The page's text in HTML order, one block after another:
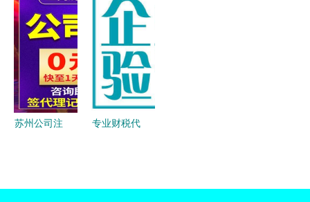
及流程与代
办服务解析
洛阳晚报广
办服务全面
解析
苏州公司注
专业财税代